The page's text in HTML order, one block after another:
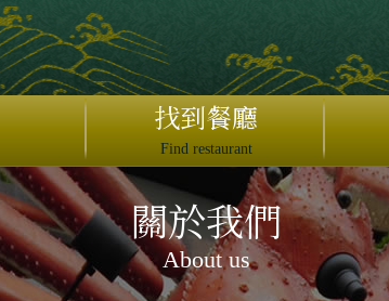
找到餐廳
Find restaurant
關於我們
About us
日本語
English
繁體中文
简体中文
×